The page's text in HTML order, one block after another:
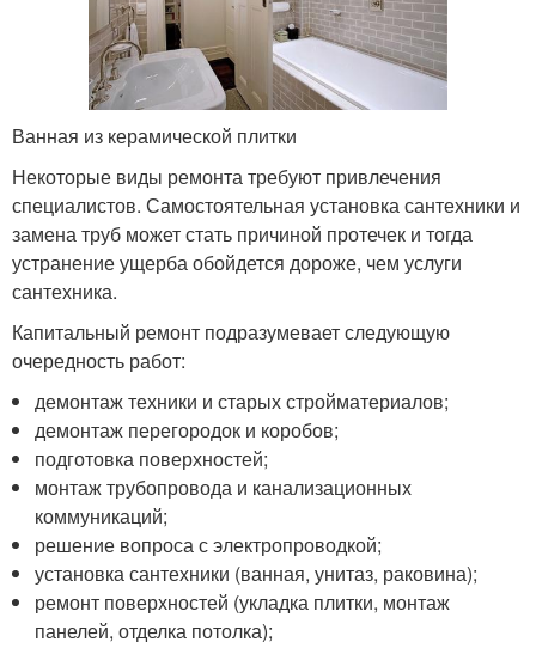
Ванная из керамической плитки
Некоторые виды ремонта требуют привлечения
специалистов. Самостоятельная установка сантехники и
замена труб может стать причиной протечек и тогда
устранение ущерба обойдется дороже, чем услуги
сантехника.
Капитальный ремонт подразумевает следующую
очередность работ:
демонтаж техники и старых стройматериалов;
демонтаж перегородок и коробов;
подготовка поверхностей;
монтаж трубопровода и канализационных
коммуникаций;
решение вопроса с электропроводкой;
установка сантехники (ванная, унитаз, раковина);
ремонт поверхностей (укладка плитки, монтаж
панелей, отделка потолка);